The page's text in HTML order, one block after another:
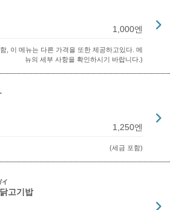
1,000엔
, 이 메뉴는 다른 가격을 또한 제공하고있다. 메
뉴의 세부 사항을 확인하시기 바랍니다.)
1,250엔
(세금 포함)
イ
고기밥